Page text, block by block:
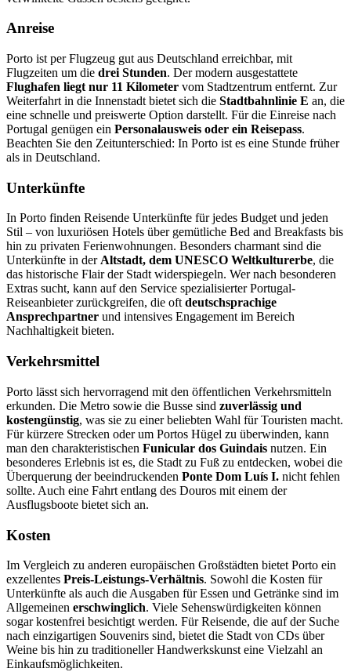
Anreise
Porto ist per Flugzeug gut aus Deutschland erreichbar, mit
Flugzeiten um die drei Stunden. Der modern ausgestattete
Flughafen liegt nur 11 Kilometer vom Stadtzentrum entfernt. Zur
Weiterfahrt in die Innenstadt bietet sich die Stadtbahnlinie E an, die
eine schnelle und preiswerte Option darstellt. Für die Einreise nach
Portugal genügen ein Personalausweis oder ein Reisepass.
Beachten Sie den Zeitunterschied: In Porto ist es eine Stunde früher
als in Deutschland.
Unterkünfte
In Porto finden Reisende Unterkünfte für jedes Budget und jeden
Stil – von luxuriösen Hotels über gemütliche Bed and Breakfasts bis
hin zu privaten Ferienwohnungen. Besonders charmant sind die
Unterkünfte in derAltstadt, dem UNESCO Weltkulturerbe, die
das historische Flair der Stadt widerspiegeln. Wer nach besonderen
Extras sucht, kann auf den Service spezialisierter Portugal-
Reiseanbieter zurückgreifen, die oftdeutschsprachige
Ansprechpartner und intensives Engagement im Bereich
Nachhaltigkeit bieten.
Verkehrsmittel
Porto lässt sich hervorragend mit den öffentlichen Verkehrsmitteln
erkunden. Die Metro sowie die Busse sind zuverlässig und
kostengünstig, was sie zu einer beliebten Wahl für Touristen macht.
Für kürzere Strecken oder um Portos Hügel zu überwinden, kann
man den charakteristischen Funicular dos Guindais nutzen. Ein
besonderes Erlebnis ist es, die Stadt zu Fuß zu entdecken, wobei die
Überquerung der beeindruckenden Ponte Dom Luís I. nicht fehlen
sollte. Auch eine Fahrt entlang des Douros mit einem der
Ausflugsboote bietet sich an.
Kosten
Im Vergleich zu anderen europäischen Großstädten bietet Porto ein
exzellentes Preis-Leistungs-Verhältnis. Sowohl die Kosten für
Unterkünfte als auch die Ausgaben für Essen und Getränke sind im
Allgemeinen erschwinglich. Viele Sehenswürdigkeiten können
sogar kostenfrei besichtigt werden. Für Reisende, die auf der Suche
nach einzigartigen Souvenirs sind, bietet die Stadt von CDs über
Weine bis hin zu traditioneller Handwerkskunst eine Vielzahl an
Einkaufsmöglichkeiten.